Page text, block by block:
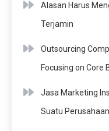
Alasan Harus
Terjamin
Outsourcing
Focusing on Core
Jasa Marketing
Suatu Perusahaan